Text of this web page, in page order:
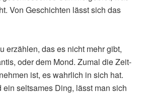
Von Geschichten lässt sich das
erzählen, das es nicht mehr gibt,
oder dem Mond. Zumal die Zeit-
ist, es wahrlich in sich hat.
seltsames Ding, lässt man sich